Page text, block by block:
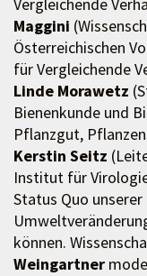
Vergleichende
Maggini
Österreichischen
für Vergleichende
Linde Morawetz
Bienenkunde und
Pflanzgut,
Kerstin Seitz
Institut für
Status Quo
können.
Weingartner